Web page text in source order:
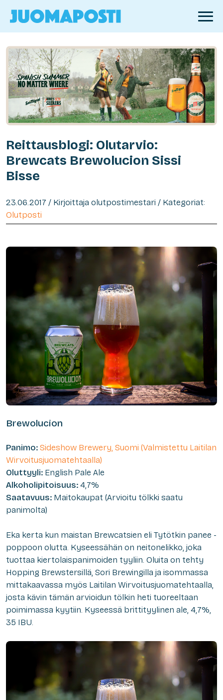
Reittausblogi: Olutarvio:
Brewcats Brewolucion Sissi
Bisse
23.06.2017 / Kirjoittaja olutpostimestari / Kategoriat:
Olutposti
Brewolucion
Panimo:Sideshow Brewery, Suomi (Valmistettu Laitilan
Wirvoitusjuomatehtaalla)
Oluttyyli: English Pale Ale
Alkoholipitoisuus:4,7%
Saatavuus: Maitokaupat (Arvioitu tölkki saatu
panimolta)
Eka kerta kun maistan Brewcatsien eli Tytötkin panee -
poppoon olutta. Kyseessähän on neitonelikko, joka
tuottaa kiertolaispanimoiden tyyliin. Oluita on tehty
Hopping Brewstersillä, Sori Brewingilla ja isommassa
mittakaavassa myös Laitilan Wirvoitusjuomatehtaalla,
josta kävin tämän arvioidun tölkin heti tuoreeltaan
poimimassa kyytiin. Kyseessä brittityylinen ale, 4,7%,
35 IBU.